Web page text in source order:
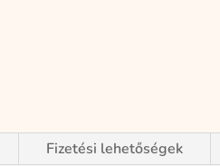
Fizetési lehetőségek